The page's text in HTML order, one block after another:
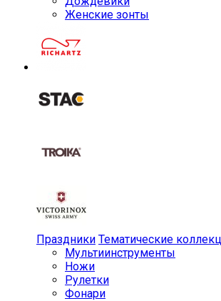
Женские зонты
Праздники Тематические
Мульти­инструменты
Ножи
Рулетки
Фонари